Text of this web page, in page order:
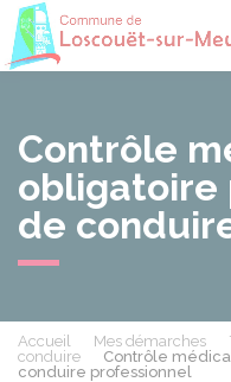
Contrôle
obligatoire
de
Accueil Mes démarches
conduire
Contrôle
conduire professionnel